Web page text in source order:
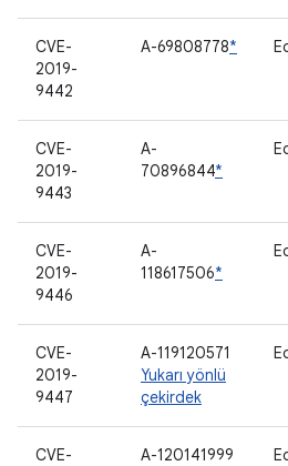
CVE-
2019-
9442
A-69808778*
CVE-
2019-
9443
A-
70896844*
CVE-
2019-
9446
A-
118617506*
CVE-
2019-
9447
A-119120571
Yukarı yönlü
çekirdek
CVE-
A-120141999